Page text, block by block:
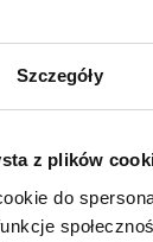
Szczegóły
z plików
do